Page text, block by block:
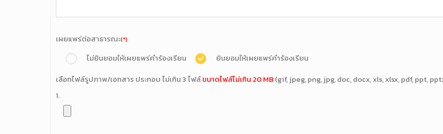
เผยแพร่ต่อสาธารณะ(*)
ไม่ยินยอมให้เผยแพร่คำร้องเรียน
ยินยอมให้เผยแพร่คำร้องเรียน
เลือกไฟล์รูปภาพ/เอกสาร ประกอบ ไม่เกิน 3 ไฟล์ขนาดไฟล์ไม่เกิน 20 MB(gif, jpeg, png, jpg, doc, docx, xls, xlsx, pdf, ppt,
1.